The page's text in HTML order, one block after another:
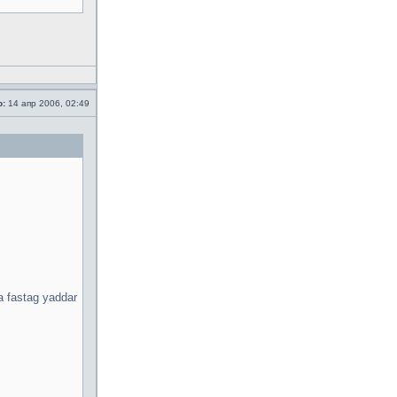
14 апр 2006, 02:49
fastag yaddar